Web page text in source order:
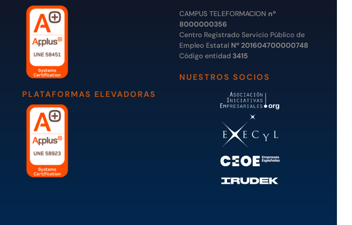
PLATAFORMAS ELEVADORAS
CAMPUS TELEFORMACION nº
8000000356
Centro Registrado Servicio Público de
Empleo Estatal Nº 201604700000748
Código entidad 3415
NUESTROS SOCIOS